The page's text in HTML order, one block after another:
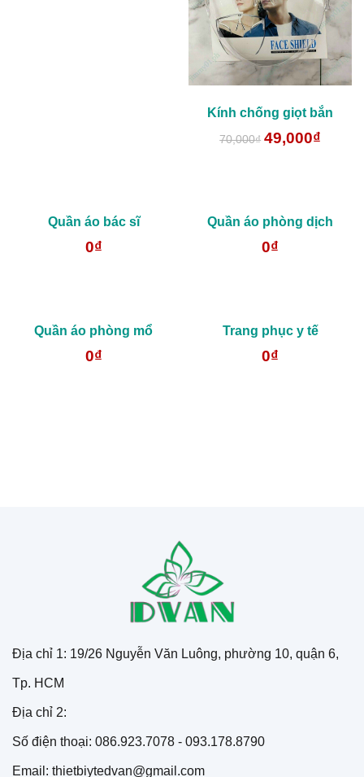
Kính chống giọt bắn
70,000₫ 49,000₫
Quần áo bác sĩ
0₫
Quần áo phòng dịch
0₫
Quần áo phòng mổ
0₫
Trang phục y tế
0₫
Địa chỉ 1: 19/26 Nguyễn Văn Luông, phường 10, quận 6,
Tp. HCM
Địa chỉ 2:
Số điện thoại: 086.923.7078 - 093.178.8790
Email: thietbiytedvan@gmail.com